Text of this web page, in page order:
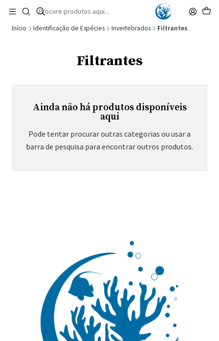
🚚 Portugal Continental: Portes Grátis desde 149,90€ (Envio extresso: 14,90€)
Ler mais
Início Identificação de Espécies Invertebrados Filtrantes
Filtrantes
Ainda não há produtos disponíveis
aqui
Pode tentar procurar outras categorias ou usar a
barra de pesquisa para encontrar outros produtos.